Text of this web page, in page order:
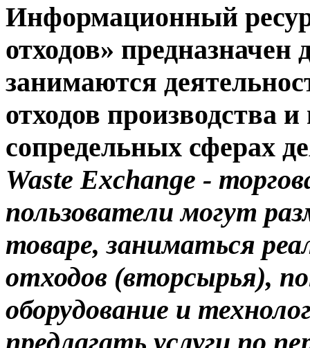
Информационный
отходов» предназначен
занимаются
отходов производства
сопредельных сферах
Waste Exchange -
пользователи могут
товаре, заниматься
отходов (вторсырья),
оборудование и